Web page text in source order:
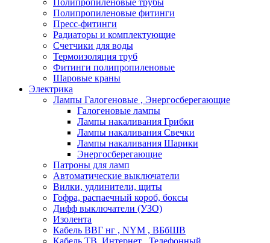
Полипропиленовые трубы
Полипропиленовые фитинги
Пресс-фитинги
Радиаторы и комплектующие
Счетчики для воды
Термоизоляция труб
Фитинги полипропиленовые
Шаровые краны
Электрика
Лампы Галогеновые , Энергосберегающие
Галогеновые лампы
Лампы накаливания Грибки
Лампы накаливания Свечки
Лампы накаливания Шарики
Энергосберегающие
Патроны для ламп
Автоматические выключатели
Вилки, удлинители, щиты
Гофра, распаечный короб, боксы
Дифф выключатели (УЗО)
Изолента
Кабель ВВГ нг , NYM , ВБбШВ
Кабель ТВ ,Интернет , Телефонный